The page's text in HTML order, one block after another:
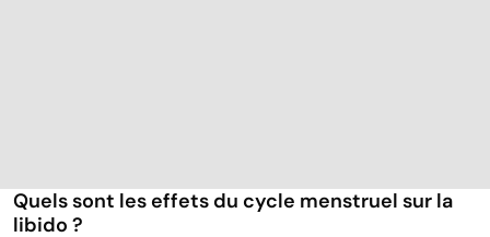
Quels sont les effets du cycle menstruel sur la
libido ?